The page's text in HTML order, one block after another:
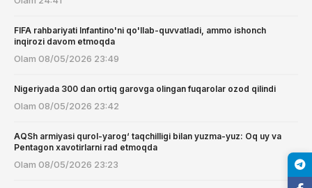
FIFA rahbariyati Infantino'ni qo'llab-quvvatladi, ammo ishonch
inqirozi davom etmoqda
Olam 08/05/2026 23:49
Nigeriyada 300 dan ortiq garovga olingan fuqarolar ozod qilindi
Olam 08/05/2026 23:42
AQSh armiyasi qurol-yarog‘ taqchilligi bilan yuzma-yuz: Oq uy va
Pentagon xavotirlarni rad etmoqda
Olam 08/05/2026 23:23